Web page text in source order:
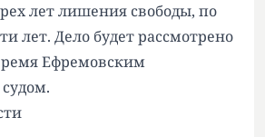
лет лишения свободы, по
лет. Дело будет рассмотрено
Ефремовским